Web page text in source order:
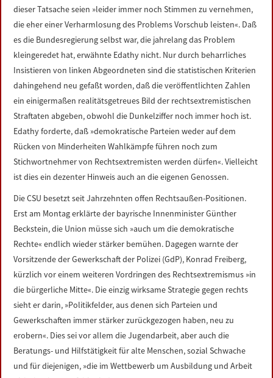
dieser Tatsache seien »leider immer noch Stimmen zu vernehmen,
die eher einer Verharmlosung des Problems Vorschub leisten«. Daß
es die Bundesregierung selbst war, die jahrelang das Problem
kleingeredet hat, erwähnte Edathy nicht. Nur durch beharrliches
Insistieren von linken Abgeordneten sind die statistischen Kriterien
dahingehend neu gefaßt worden, daß die veröffentlichten Zahlen
ein einigermaßen realitätsgetreues Bild der rechtsextremistischen
Straftaten abgeben, obwohl die Dunkelziffer noch immer hoch ist.
Edathy forderte, daß »demokratische Parteien weder auf dem
Rücken von Minderheiten Wahlkämpfe führen noch zum
Stichwortnehmer von Rechtsextremisten werden dürfen«. Vielleicht
ist dies ein dezenter Hinweis auch an die eigenen Genossen.
Die CSU besetzt seit Jahrzehnten offen Rechtsaußen-Positionen.
Erst am Montag erklärte der bayrische Innenminister Günther
Beckstein, die Union müsse sich »auch um die demokratische
Rechte« endlich wieder stärker bemühen. Dagegen warnte der
Vorsitzende der Gewerkschaft der Polizei (GdP), Konrad Freiberg,
kürzlich vor einem weiteren Vordringen des Rechtsextremismus »in
die bürgerliche Mitte«. Die einzig wirksame Strategie gegen rechts
sieht er darin, »Politikfelder, aus denen sich Parteien und
Gewerkschaften immer stärker zurückgezogen haben, neu zu
erobern«. Dies sei vor allem die Jugendarbeit, aber auch die
Beratungs- und Hilfstätigkeit für alte Menschen, sozial Schwache
und für diejenigen, »die im Wettbewerb um Ausbildung und Arbeit